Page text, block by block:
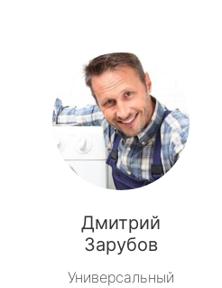
Дмитрий
Зарубов
Универсальный